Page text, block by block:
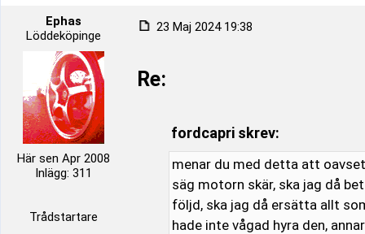
Ephas
Löddeköpinge
Här sen Apr 2008
Inlägg: 311
Trådstartare
23 Maj 2024 19:38
Re:
fordcapri skrev:
menar du med detta att
säg motorn skär, ska jag då
följd, ska jag då ersätta allt
hade inte vågad hyra den,